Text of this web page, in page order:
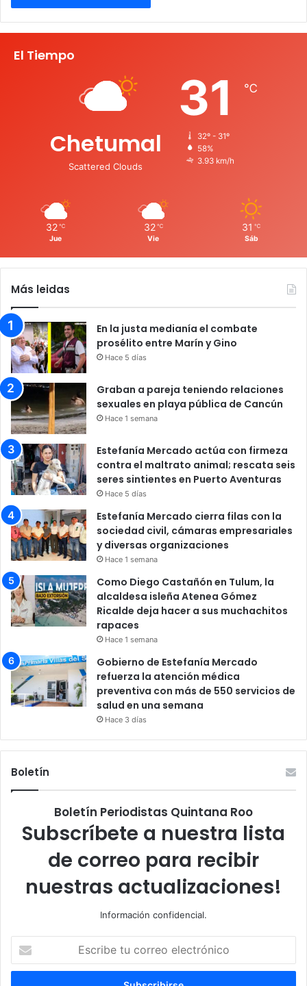
El Tiempo
Chetumal
Scattered Clouds
31 ℃
32º - 31º
58%
3.93 km/h
32 ℃
Jue
32 ℃
Vie
31 ℃
Sáb
Más leidas
En la justa medianía el combate
prosélito entre Marín y Gino
Hace 5 días
Graban a pareja teniendo relaciones
sexuales en playa pública de Cancún
Hace 1 semana
Estefanía Mercado actúa con firmeza
contra el maltrato animal; rescata seis
seres sintientes en Puerto Aventuras
Hace 5 días
Estefanía Mercado cierra filas con la
sociedad civil, cámaras empresariales
y diversas organizaciones
Hace 1 semana
Como Diego Castañón en Tulum, la
alcaldesa isleña Atenea Gómez
Ricalde deja hacer a sus muchachitos
rapaces
Hace 1 semana
Gobierno de Estefanía Mercado
refuerza la atención médica
preventiva con más de 550 servicios de
salud en una semana
Hace 3 días
Boletín
Boletín Periodistas Quintana Roo
Subscríbete a nuestra lista
de correo para recibir
nuestras actualizaciones!
Información confidencial.
correo